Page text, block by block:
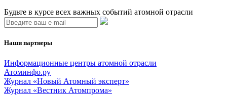
Будьте в курсе всех важных событий атомной отрасли
Наши партнеры
Информационные центры атомной отрасли
Атоминфо.ру
Журнал «Новый Атомный эксперт»
Журнал «Вестник Атомпрома»